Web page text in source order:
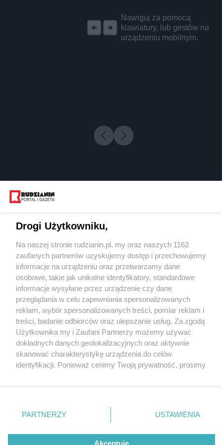
Nawiguj za pomocą
klawiatury, lub gestów na
urządzeniu mobilnym.
1 / 0
Wydawca mediów
Nie zapomnij
zapoznać się z:
polityką prywatności regulamin korzystania z portali
Twojemiasto
Piekary Śląskie
Chorzów
Tarnowskie Góry
Gliwice
Skontakuj sięz nami
Kontakt
Wydawca
Redakcja
Drogi Użytkowniku,
Na naszej stronie rudzianin.pl, my oraz naszych 1162
zaufanych partnerów uzyskujemy dostęp i przechowujemy
informacje na urządzeniu oraz przetwarzamy dane
osobowe, takie jak unikalne identyfikatory, standardowe
informacje wysyłane przez urządzenie czy dane
przeglądania w celu zapewniania spersonalizowanych
reklam, wybór spersonalizowanych treści, pomiar reklam i
treści, badanie odbiorców oraz ulepszanie usług. Za zgodą
Użytkownika my i Zaufani Partnerzy możemy używać
dokładnych danych geolokalizacyjnych oraz aktywnie
skanować charakterystykę urządzenia do celów
identyfikacji. Ponieważ cenimy Twoją prywatność, prosimy
prywatności znajdujący się w lewym dolnym rogu strony
. Niektóre rodzaje przetwarzania danych nie wymagają
zgody użytkownika, ale masz prawo sprzeciwić się
takiemu przetwarzaniu. Preferencje będą miały
PARTNERZY USTAWIENIA
Akceptuję